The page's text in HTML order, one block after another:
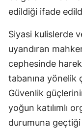
edildiği ifade
Siyasi kulislerde
uyandıran
cephesinde
tabanına yönelik
Güvenlik
yoğun katılımlı
durumuna